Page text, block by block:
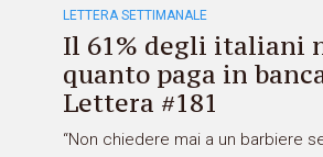
LETTERA SETTIMANALE
Il 61% degli italiani
quanto paga in
Lettera #181
“Non chiedere mai a un barbiere